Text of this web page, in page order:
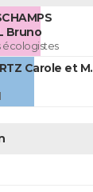
Bruno
écologistes
Carole et M.